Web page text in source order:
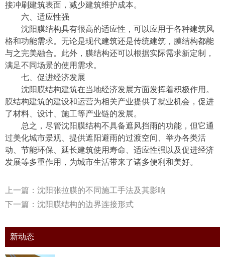
接冲刷建筑表面，减少建筑维护成本。
六、适应性强
沈阳膜结构具有很高的适应性，可以应用于各种建筑风
格和功能需求。无论是现代建筑还是传统建筑，膜结构都能
与之完美融合。此外，膜结构还可以根据实际需求新定制，
满足不同场景的使用需求。
七、促进经济发展
沈阳膜结构建筑在当地经济发展方面发挥着积极作用。
膜结构建筑的建设和运营为相关产业提供了就业机会，促进
了材料、设计、施工等产业链的发展。
总之，尽管沈阳膜结构不具备遮风挡雨的功能，但它通
过美化城市景观、提供遮阳避雨的过渡空间、举办各类活
动、节能环保、延长建筑使用寿命、适应性强以及促进经济
发展等多重作用，为城市生活带来了诸多便利和美好。
上一篇： 沈阳张拉膜的不同施工手法及其影响
下一篇： 沈阳膜结构的边界连接形式
新动态